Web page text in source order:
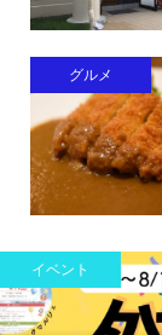
グルメ
イベント